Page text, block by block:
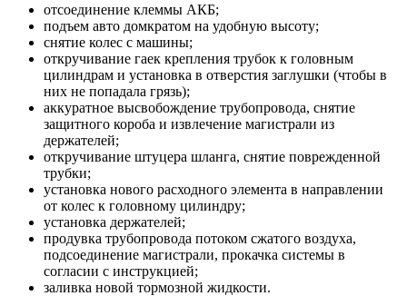
отсоединение клеммы АКБ;
подъем авто домкратом на удобную высоту;
снятие колес с машины;
откручивание гаек крепления трубок к головным
цилиндрам и установка в отверстия заглушки (чтобы в
них не попадала грязь);
аккуратное высвобождение трубопровода, снятие
защитного короба и извлечение магистрали из
держателей;
откручивание штуцера шланга, снятие поврежденной
трубки;
установка нового расходного элемента в направлении
от колес к головному цилиндру;
установка держателей;
продувка трубопровода потоком сжатого воздуха,
подсоединение магистрали, прокачка системы в
согласии с инструкцией;
заливка новой тормозной жидкости.